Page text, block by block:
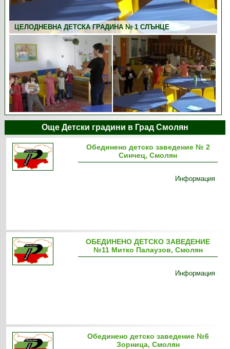
ЦЕЛОДНЕВНА ДЕТСКА ГРАДИНА № 1 СЛЪНЦЕ
Още Детски градини в Град Смолян
Обединено детско заведение № 2
Синчец, Смолян
Информация
ОБЕДИНЕНО ДЕТСКО ЗАВЕДЕНИЕ
№11 Митко Палаузов, Смолян
Информация
Обединено детско заведение №6
Зорница, Смолян